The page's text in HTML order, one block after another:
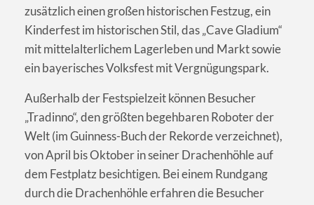
zusätzlich einen großen historischen Festzug, ein
Kinderfest im historischen Stil, das „Cave Gladium“
mit mittelalterlichem Lagerleben und Markt sowie
ein bayerisches Volksfest mit Vergnügungspark.
Außerhalb der Festspielzeit können Besucher
„Tradinno“, den größten begehbaren Roboter der
Welt (im Guinness-Buch der Rekorde verzeichnet),
von April bis Oktober in seiner Drachenhöhle auf
dem Festplatz besichtigen. Bei einem Rundgang
durch die Drachenhöhle erfahren die Besucher